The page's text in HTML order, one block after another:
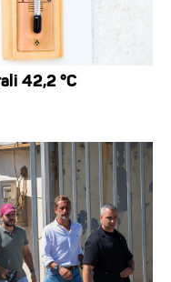
42,2 °C